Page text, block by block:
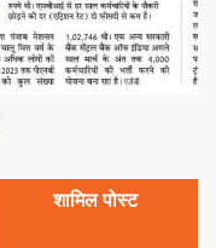
शामिल पोस्ट